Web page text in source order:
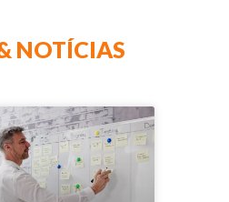
NOTÍCIAS